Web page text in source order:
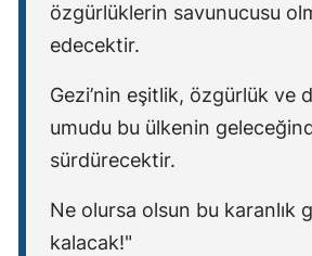
özgürlüklerin savunucusu
edecektir.
Gezi’nin eşitlik, özgürlük ve
umudu bu ülkenin
sürdürecektir.
Ne olursa olsun bu karanlık
kalacak!"